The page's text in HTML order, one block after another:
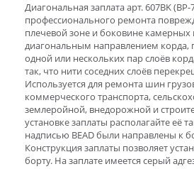
Диагональная заплата арт. 607BK
профессионального ремонта
плечевой зоне и боковине
диагональным направлением корда,
одной или нескольких пар слоёв
так, что нити соседних слоёв
Используется для ремонта шин
коммерческого транспорта,
землеройной, внедорожной и
установке заплаты располагайте её
надписью BEAD были направлены к
Конструкция заплаты позволяет
борту. На заплате имеется серый